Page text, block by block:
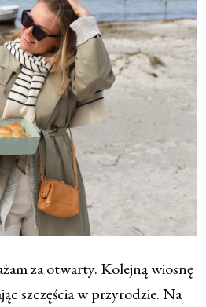
za otwarty. Kolejną wiosnę
szczęścia w przyrodzie. Na